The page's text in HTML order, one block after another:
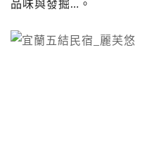
品味與發掘…。